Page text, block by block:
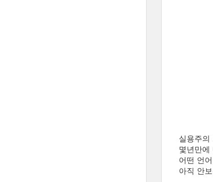
실용주의
몇년만에
어떤 언
아직 안